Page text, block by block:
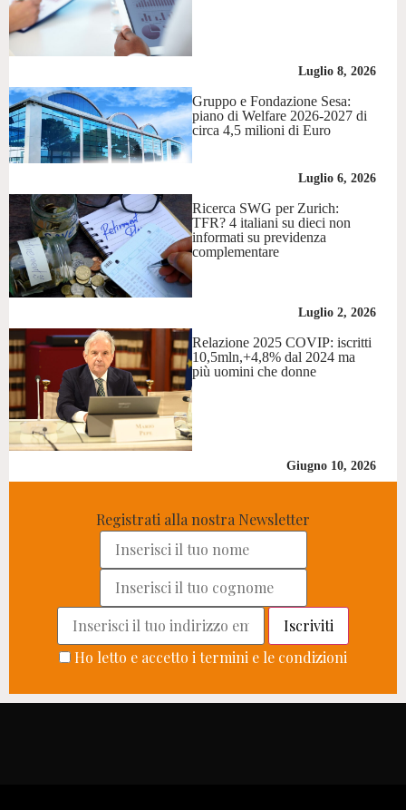
Luglio 8, 2026
Gruppo e Fondazione Sesa:
piano di Welfare 2026-2027 di
circa 4,5 milioni di Euro
Luglio 6, 2026
Ricerca SWG per Zurich:
TFR? 4 italiani su dieci non
informati su previdenza
complementare
Luglio 2, 2026
Relazione 2025 COVIP: iscritti
10,5mln,+4,8% dal 2024 ma
più uomini che donne
Giugno 10, 2026
Registrati alla nostra Newsletter
Ho letto e accetto i termini e le condizioni